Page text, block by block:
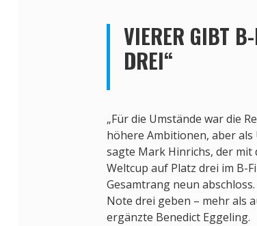
VIERER GIBT
DREI“
„Für die Umstände war die
höhere Ambitionen, aber als
sagte Mark Hinrichs, der mit
Weltcup auf Platz drei im B-
Gesamtrang neun
Note drei geben – mehr als
ergänzte Benedict Eggeling.